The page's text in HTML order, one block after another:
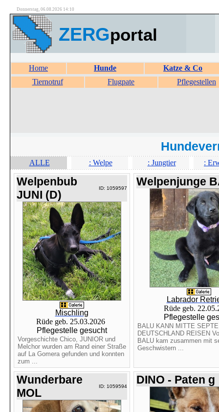
Donnerstag, 06.08.2026 14:10
ZERGportal
Home Hunde
Katze & Co
Tiernotruf
Flugpate Pflegestellen
ALLE : Welpe : Jungtier :
Welpenbub
JUNI (D)
ID: 1059597
Mischling
Rüde geb. 25.03.2026
Pflegestelle gesucht
Vorgeschichte Chico, JUNIOR und
Melchor wurden am Rand einer Straße
auf La Gomera gefunden und konnten
zum ...
Welpenjunge
Labrador
Rüde geb.
Pflegestelle
BALU KANN MITTE
DEUTSCHLAND REISEN
BALU kam zusammen mit
Geschwistern ...
Wunderbare
MOL
ID: 1059594
DINO - Paten g